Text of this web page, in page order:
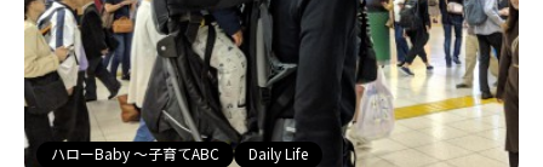
ハローBaby 〜子育てABC Daily Life